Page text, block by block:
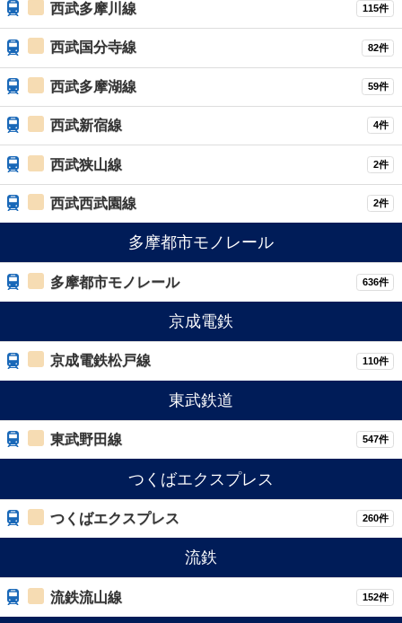
西武多摩川線 115件
西武国分寺線 82件
西武多摩湖線 59件
西武新宿線 4件
西武狭山線 2件
西武西武園線 2件
多摩都市モノレール
多摩都市モノレール 636件
京成電鉄
京成電鉄松戸線 110件
東武鉄道
東武野田線 547件
つくばエクスプレス
つくばエクスプレス 260件
流鉄
流鉄流山線 152件